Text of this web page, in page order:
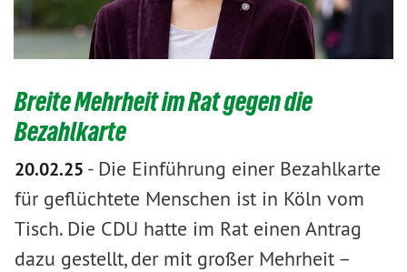
Breite Mehrheit im Rat gegen die
Bezahlkarte
20.02.25 - Die Einführung einer Bezahlkarte
für geflüchtete Menschen ist in Köln vom
Tisch. Die CDU hatte im Rat einen Antrag
dazu gestellt, der mit großer Mehrheit –